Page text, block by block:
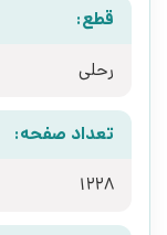
قطع:
رحلی
تعداد صفحه:
1228